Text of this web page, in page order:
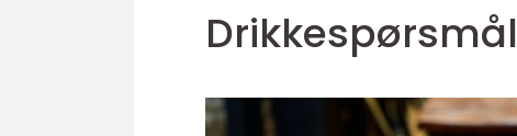
Drikkespørsmål